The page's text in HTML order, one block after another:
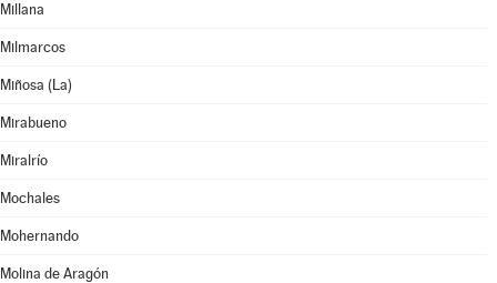
Millana
Milmarcos
Miñosa (La)
Mirabueno
Miralrío
Mochales
Mohernando
Molina de Aragón